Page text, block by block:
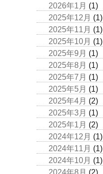
2026年1月 (1)
2025年12月 (1)
2025年11月 (1)
2025年10月 (1)
2025年9月 (1)
2025年8月 (1)
2025年7月 (1)
2025年5月 (1)
2025年4月 (2)
2025年3月 (1)
2025年1月 (2)
2024年12月 (1)
2024年11月 (1)
2024年10月 (1)
2024年8月 (2)